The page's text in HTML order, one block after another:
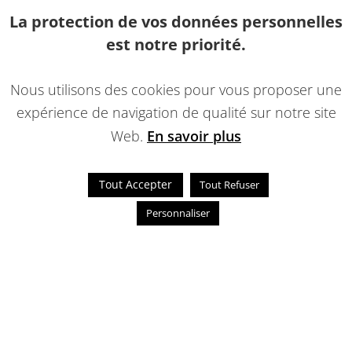
La protection de vos données personnelles
est notre priorité.
Nous utilisons des cookies pour vous proposer une
expérience de navigation de qualité sur notre site
Web. En savoir plus
Tout Accepter
Tout Refuser
Personnaliser